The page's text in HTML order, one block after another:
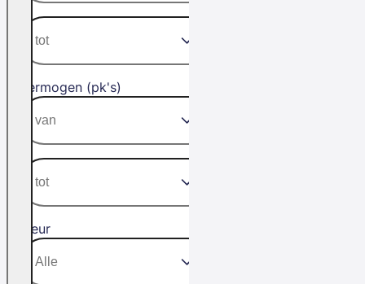
Vermogen (pk's)
Kleur